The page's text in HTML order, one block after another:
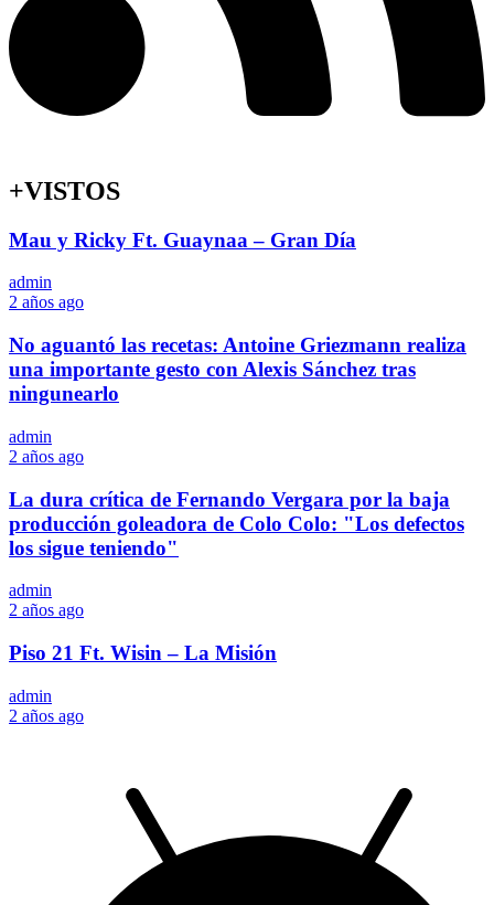
+VISTOS
Mau y Ricky Ft. Guaynaa – Gran Día
admin
2 años ago
No aguantó las recetas: Antoine Griezmann realiza
una importante gesto con Alexis Sánchez tras
ningunearlo
admin
2 años ago
La dura crítica de Fernando Vergara por la baja
producción goleadora de Colo Colo: "Los defectos
los sigue teniendo"
admin
2 años ago
Piso 21 Ft. Wisin – La Misión
admin
2 años ago